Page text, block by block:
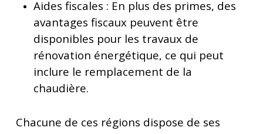
Aides fiscales : En plus des primes, des
avantages fiscaux peuvent être
disponibles pour les travaux de
rénovation énergétique, ce qui peut
inclure le remplacement de la
chaudière.
Chacune de ces régions dispose de ses